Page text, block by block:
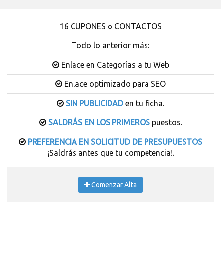
16 CUPONES o CONTACTOS
Todo lo anterior más:
Enlace en Categorías a tu Web
Enlace optimizado para SEO
SIN PUBLICIDAD en tu ficha.
SALDRÁS EN LOS PRIMEROSpuestos.
PREFERENCIA EN SOLICITUD DE PRESUPUESTOS
¡Saldrás antes que tu competencia!.
Comenzar Alta